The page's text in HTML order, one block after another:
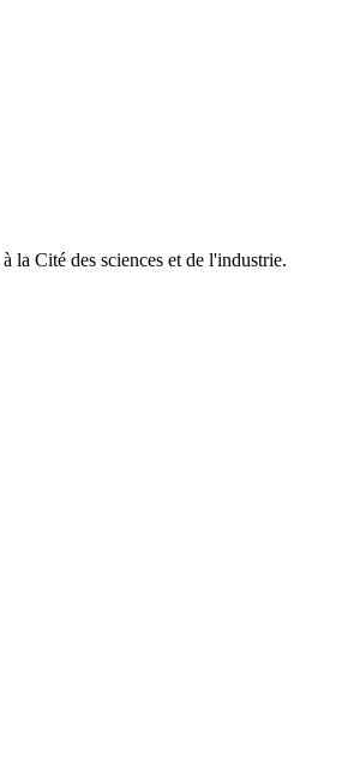
la Cité des sciences et de l'industrie.